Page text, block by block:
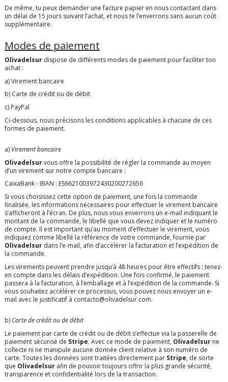
De même, tu peux demander une facture papier en nous contactant dans
un délai de 15 jours suivant l’achat, et nous te l’enverrons sans aucun coût
supplémentaire.
Modes de paiement
Olivadelsur dispose de différents modes de paiement pour faciliter ton
achat :
a) Virement bancaire
b) Carte de crédit ou de débit
c) PayPal
Ci-dessous, nous précisons les conditions applicables à chacune de ces
formes de paiement.
a) Virement bancaire
Olivadelsurvous offre la possibilité de régler la commande au moyen
d’un virement sur notre compte bancaire :
CaixaBank - IBAN : ES6621003972430200272656
Si vous choisissez cette option de paiement, une fois la commande
finalisée, les informations nécessaires pour effectuer le virement bancaire
s’afficheront à l’écran. De plus, nous vous enverrons un e-mail indiquant le
montant de la commande, le libellé que vous devez indiquer et le numéro
de compte. Il est important qu’au moment d’effectuer le virement, vous
indiquiez comme libellé la référence de votre commande, fournie par
Olivadelsur dans l’e-mail, afin d’accélérer la facturation et l’expédition de
la commande.
Les virements peuvent prendre jusqu’à 48 heures pour être effectifs ; tenez-
en compte dans les délais d’expédition. Une fois confirmé, le paiement
passera à la facturation, à l’emballage et à l’expédition de la commande. Si
vous souhaitez accélérer ce processus, vous pouvez nous envoyer un e-
mail avec le justificatif à contacto@olivadelsur.com.
b) Carte de crédit ou de débit
Le paiement par carte de crédit ou de débit s’effectue via la passerelle de
paiement sécurisé de Stripe. Avec ce mode de paiement, Olivadelsur ne
collecte ni ne manipule aucune donnée client relative à son numéro de
carte. Toutes les données sont traitées directement par Stripe, de sorte
que Olivadelsur afin de pouvoir toujours offrir la plus grande sécurité,
transparence et confidentialité lors de la transaction.